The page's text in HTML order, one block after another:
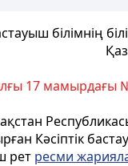
білімнiң
17 мамырдағы
Кәсiптiк
рет ресми